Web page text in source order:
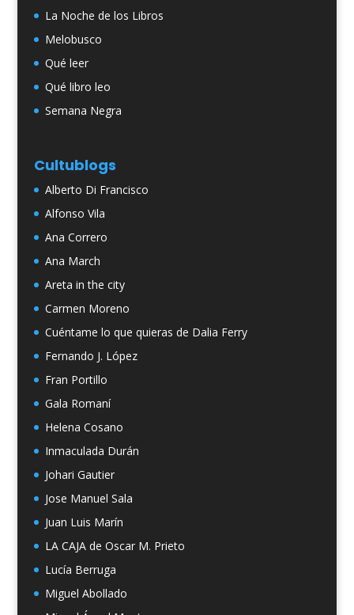
La Noche de los Libros
Melobusco
Qué leer
Qué libro leo
Semana Negra
Cultublogs
Alberto Di Francisco
Alfonso Vila
Ana Correro
Ana March
Areta in the city
Carmen Moreno
Cuéntame lo que quieras de Dalia Ferry
Fernando J. López
Fran Portillo
Gala Romaní
Helena Cosano
Inmaculada Durán
Johari Gautier
Jose Manuel Sala
Juan Luis Marín
LA CAJA de Oscar M. Prieto
Lucía Berruga
Miguel Abollado